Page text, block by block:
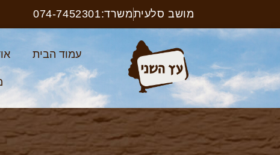
מושב סלעיתמשרד:074-7452301
עמוד הבית